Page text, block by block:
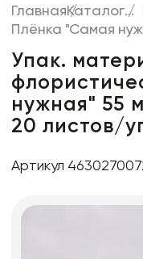
Коробки для цветов
Декор для дома
Лента
Товары для флористов
Пакеты для цветов и
Искусственные цветы и
ГлавнаяКаталог...
Плёнка "Самая
Упак.
нужная" 55
20 листов/
Артикул